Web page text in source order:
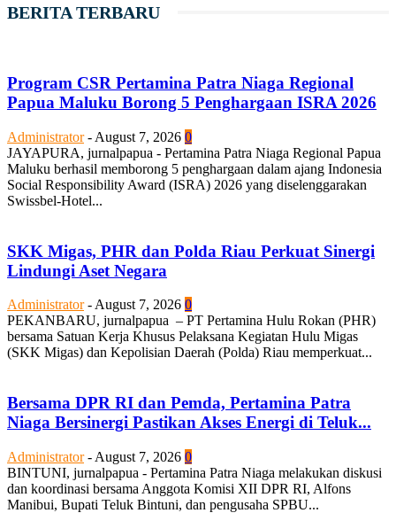
BERITA TERBARU
Program CSR Pertamina Patra Niaga Regional
Papua Maluku Borong 5 Penghargaan ISRA 2026
Administrator - August 7, 2026 0
JAYAPURA, jurnalpapua - Pertamina Patra Niaga Regional Papua
Maluku berhasil memborong 5 penghargaan dalam ajang Indonesia
Social Responsibility Award (ISRA) 2026 yang diselenggarakan
Swissbel-Hotel...
SKK Migas, PHR dan Polda Riau Perkuat Sinergi
Lindungi Aset Negara
Administrator -August 7, 2026 0
PEKANBARU, jurnalpapua – PT Pertamina Hulu Rokan (PHR)
bersama Satuan Kerja Khusus Pelaksana Kegiatan Hulu Migas
(SKK Migas) dan Kepolisian Daerah (Polda) Riau memperkuat...
Bersama DPR RI dan Pemda, Pertamina Patra
Niaga Bersinergi Pastikan Akses Energi di Teluk...
Administrator - August 7, 2026 0
BINTUNI, jurnalpapua - Pertamina Patra Niaga melakukan diskusi
dan koordinasi bersama Anggota Komisi XII DPR RI, Alfons
Manibui, Bupati Teluk Bintuni, dan pengusaha SPBU...